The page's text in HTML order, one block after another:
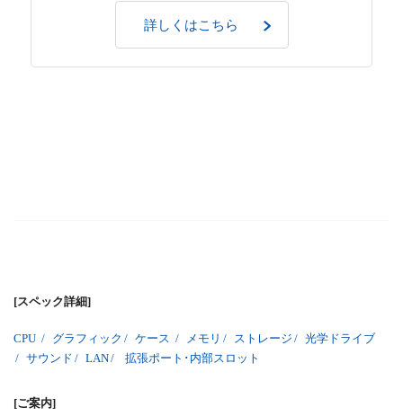
詳しくはこちら
[スペック詳細]
CPU / グラフィック / ケース / メモリ / ストレージ / 光学ドライブ
/ サウンド / LAN/ 拡張ポート･内部スロット
[ご案内]